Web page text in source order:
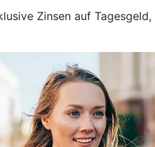
Zinsen auf Tagesgeld,